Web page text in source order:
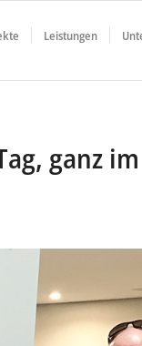
Leistungen
ganz